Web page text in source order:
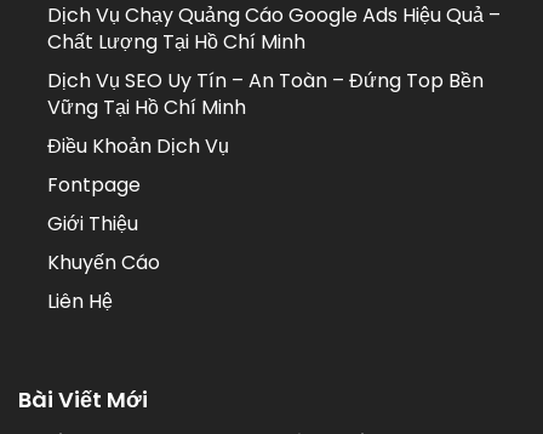
Dịch Vụ Chạy Quảng Cáo Google Ads Hiệu Quả –
Chất Lượng Tại Hồ Chí Minh
Dịch Vụ SEO Uy Tín – An Toàn – Đứng Top Bền
Vững Tại Hồ Chí Minh
Điều Khoản Dịch Vụ
Fontpage
Giới Thiệu
Khuyến Cáo
Liên Hệ
Bài Viết Mới